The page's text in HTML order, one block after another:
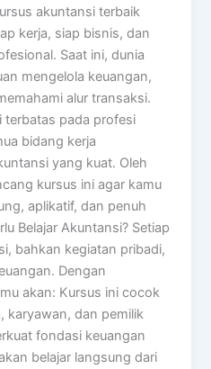
akuntansi terbaik
kerja, siap bisnis, dan
Saat ini, dunia
mengelola keuangan,
alur transaksi.
terbatas pada profesi
bidang kerja
yang kuat. Oleh
kursus ini agar kamu
aplikatif, dan penuh
Belajar Akuntansi? Setiap
bahkan kegiatan pribadi,
Dengan
akan: Kursus ini cocok
karyawan, dan pemilik
fondasi keuangan
belajar langsung dari